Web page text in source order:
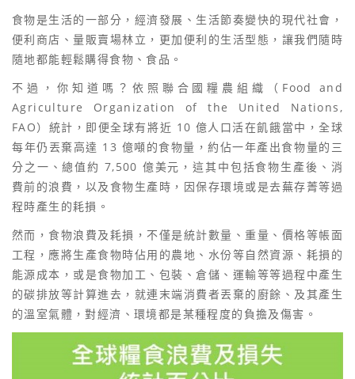
食物是生活的一部分，經濟發展、生活節奏變快的現代社會，
便利商店、量販賣場林立，更加便利的生活型態，讓我們隨時
隨地都能輕鬆購得食物、食品。
不過，你知道嗎？依照聯合國糧農組織（Food and
Agriculture Organization of the United Nations,
FAO）統計，即便全球有將近 10 億人口活在飢餓當中，全球
每年仍丟棄高達 13 億噸的食物量，約佔一年產出食物量的三
分之一、總值約 7,500 億美元，這其中包括食物生產後、消
費前的浪費，以及食物生產時，因保存環境或是去蕪存菁等過
程時產生的耗損。
然而，食物浪費及耗損，不僅是統計數量、重量、價格等帳面
工程，應將生產食物時佔用的農地、水份等自然資源、耗損的
能源成本，或是食物加工、包裝、倉儲、運輸等等過程中產生
的碳排放等計算進去，就連末端消費者丟棄的廚餘、及其產生
的溫室氣體，對經濟、環境都是某種程度的負擔及傷害。